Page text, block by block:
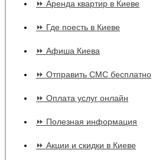
⏩ Аренда квартир в Киеве
⏩ Где поесть в Киеве
⏩ Афиша Киева
⏩ Отправить СМС бесплатно
⏩ Оплата услуг онлайн
⏩ Полезная информация
⏩ Акции и скидки в Киеве